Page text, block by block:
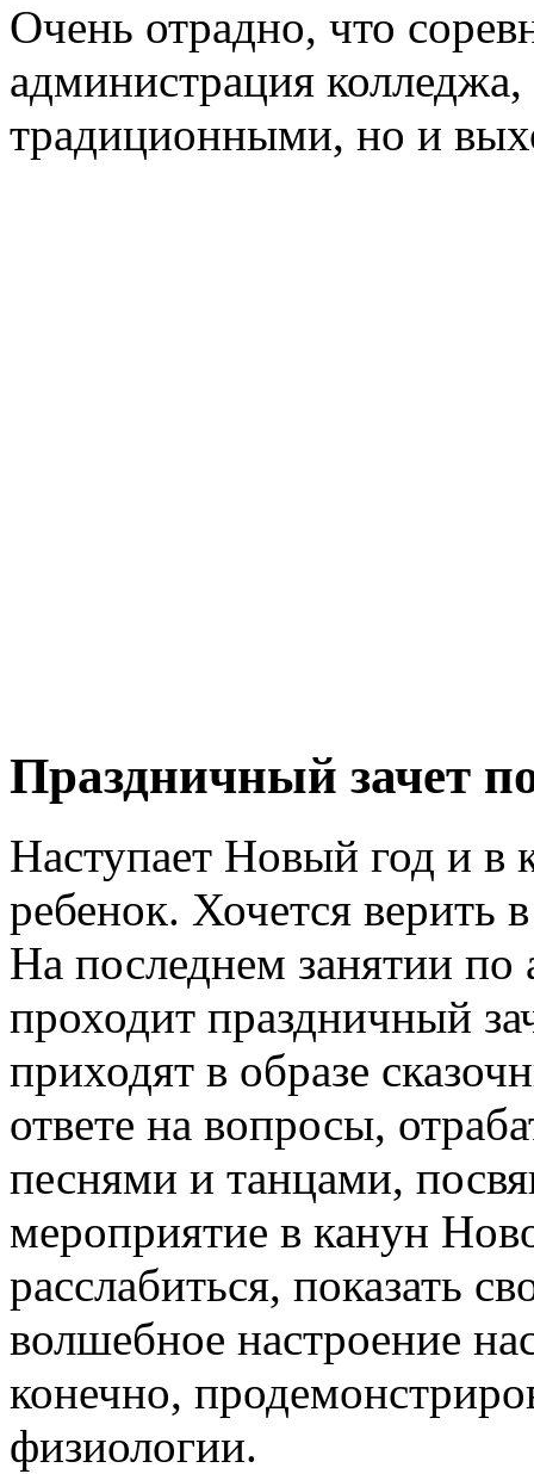
Очень отрадно, что
администрация колледжа,
традиционными, но и
Праздничный зачет
Наступает Новый год и в
ребенок. Хочется верить
На последнем занятии
проходит праздничный
приходят в образе
ответе на вопросы,
песнями и танцами,
мероприятие в канун
расслабиться, показать
волшебное настроение
конечно,
физиологии.